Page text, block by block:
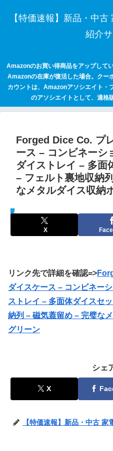
【特価速報】新品・中
紹介
Amazonのお買い得商品をアップして
Amazonの在庫が復活した場合。クー
カウントは、Amazonアソシエイト・
のアソシエイトとして、適格
Forged Dice Co. プ
ース – コンビネーシ
ダイストレイ – 多面
– フェルト裏地収納
なメタルダイス収納
セールハンター 激安情報まとめサイト
X
リンク先で詳細を確認=>
ダイスケース – コンビネー
ストレイ – 多面体ダイスセ
納列 – 磁気蓋留め – 完璧な
グリーン
シェ
X
【特価速報】新品・中古